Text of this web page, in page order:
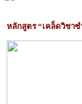
หลักสูตร “เคล็ดวิชาซ